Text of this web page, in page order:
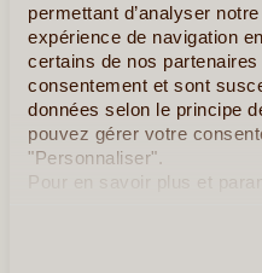
permettant d’analyser
expérience de navigation
certains de nos
consentement et sont
données selon le principe
pouvez gérer votre
"Personnaliser".
Pour en savoir plus et
Tous les
Quelques Idées
Le Kerala Secret...